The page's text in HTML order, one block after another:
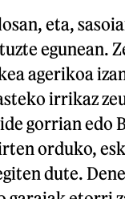
eta,
egunean.
agerikoa
irrikaz
gorrian edo
orduko,
dute.